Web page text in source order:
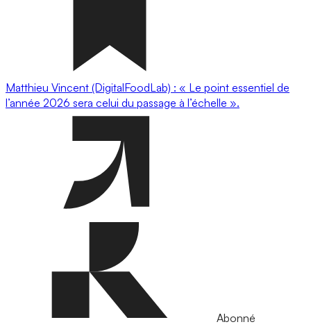
Matthieu Vincent (DigitalFoodLab) : « Le point essentiel de
l’année 2026 sera celui du passage à l’échelle ».
Abonné